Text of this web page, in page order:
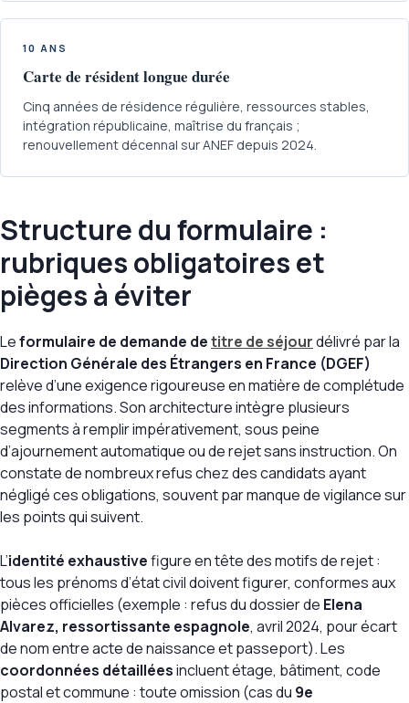
10 ANS
Carte de résident longue durée
Cinq années de résidence régulière, ressources stables,
intégration républicaine, maîtrise du français ;
renouvellement décennal sur ANEF depuis 2024.
Structure du formulaire :
rubriques obligatoires et
pièges à éviter
Leformulaire de demande detitre de séjourdélivré par la
Direction Générale des Étrangers en France (DGEF)
relève d’une exigence rigoureuse en matière de complétude
des informations. Son architecture intègre plusieurs
segments à remplir impérativement, sous peine
d’ajournement automatique ou de rejet sans instruction. On
constate de nombreux refus chez des candidats ayant
négligé ces obligations, souvent par manque de vigilance sur
les points qui suivent.
L’identité exhaustivefigure en tête des motifs de rejet :
tous les prénoms d’état civil doivent figurer, conformes aux
pièces officielles (exemple : refus du dossier de Elena
Alvarez, ressortissante espagnole, avril 2024, pour écart
de nom entre acte de naissance et passeport). Les
coordonnées détailléesincluent étage, bâtiment, code
postal et commune : toute omission (cas du 9e